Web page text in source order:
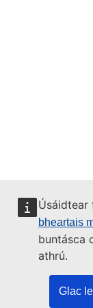
Úsáidtear
bheartais
buntásca
athrú.
Glac